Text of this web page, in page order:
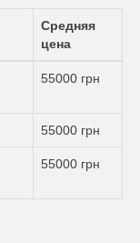
Средняя
цена
55000 грн
55000 грн
55000 грн